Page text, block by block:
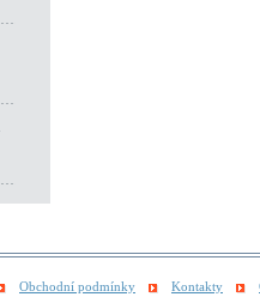
Obchodní podmínky Kontakty